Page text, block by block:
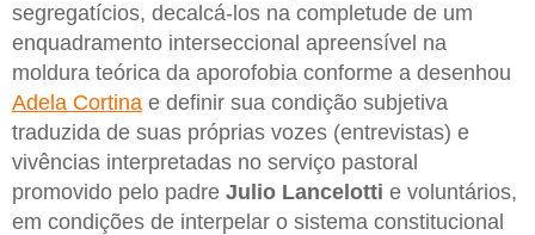
segregatícios, decalcá-los na completude de um
enquadramento interseccional apreensível na
moldura teórica da aporofobia conforme a desenhou
Adela Cortina e definir sua condição subjetiva
traduzida de suas próprias vozes (entrevistas) e
vivências interpretadas no serviço pastoral
promovido pelo padre Julio Lancelotti e voluntários,
em condições de interpelar o sistema constitucional